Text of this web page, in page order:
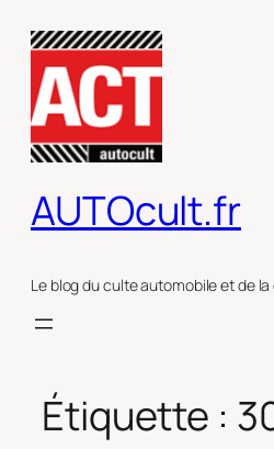
contenu
AUTOcult.fr
Le blog du culte automobile et de
Étiquette :